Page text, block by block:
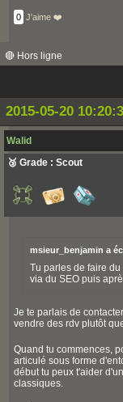
0 J'aime ❤️
🔴 Hors ligne
2015-05-20
Walid
🥉 Grade : Scout
msieur_benjamin a
Tu parles de faire
via du SEO puis
Je te parlais de
vendre des rdv plutôt
Quand tu commences,
articulé sous forme
début tu peux t'aider
classiques.